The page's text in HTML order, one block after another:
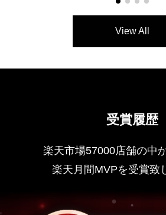
View All
受賞履歴
楽天市場57000店舗の中
楽天月間MVPを受賞致